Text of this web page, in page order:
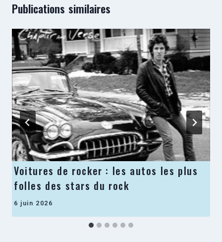
Publications similaires
Voitures de rocker : les autos les plus
folles des stars du rock
6 juin 2026